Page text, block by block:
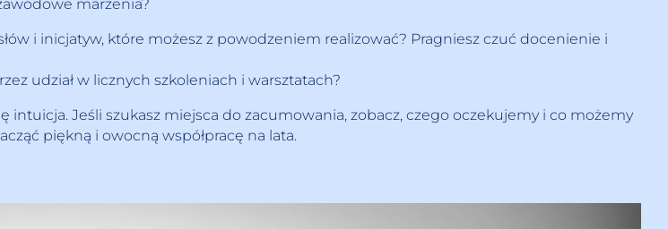
marzenia?
i inicjatyw, które możesz z powodzeniem realizować? Pragniesz czuć docenienie i
udział w licznych szkoleniach i warsztatach?
Jeśli szukasz miejsca do zacumowania, zobacz, czego oczekujemy i co możemy
piękną i owocną współpracę na lata.